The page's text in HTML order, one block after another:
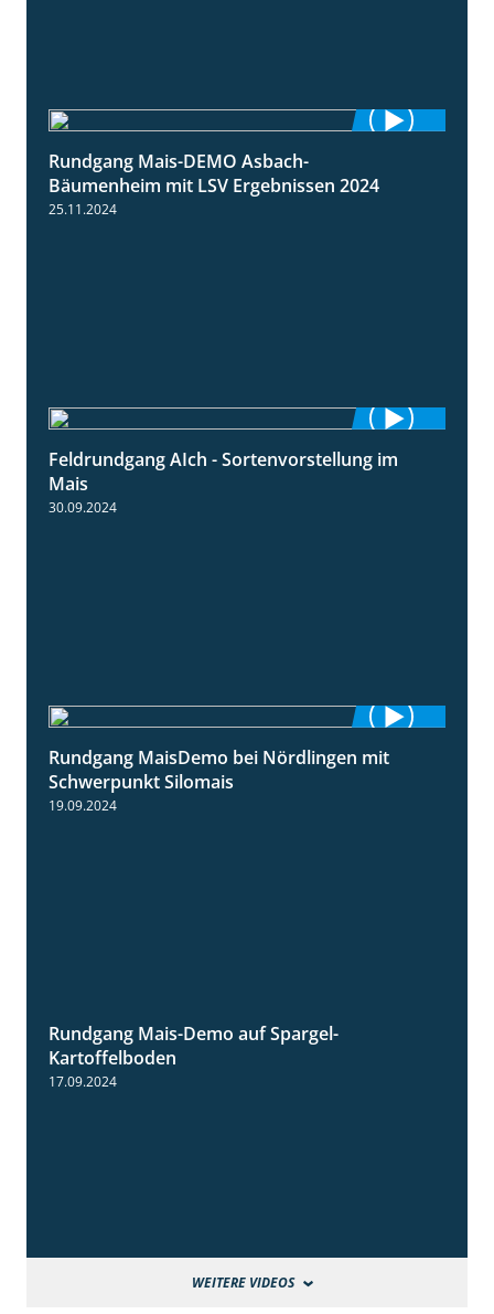
Rundgang Mais-DEMO Asbach-
Bäumenheim mit LSV Ergebnissen 2024
25.11.2024
11:24
Feldrundgang AIch - Sortenvorstellung im
Mais
30.09.2024
10:51
Rundgang MaisDemo bei Nördlingen mit
Schwerpunkt Silomais
19.09.2024
Rundgang Mais-Demo auf Spargel-
Kartoffelboden
WEITERE VIDEOS